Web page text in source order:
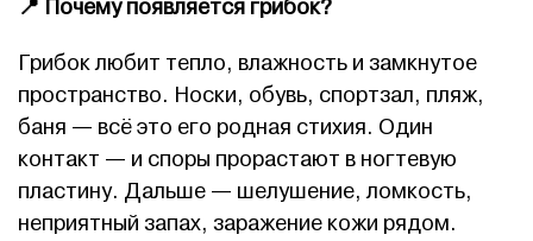
📍 Почему появляется грибок?
Грибок любит тепло, влажность и замкнутое
пространство. Носки, обувь, спортзал, пляж,
баня — всё это его родная стихия. Один
контакт — и споры прорастают в ногтевую
пластину. Дальше — шелушение, ломкость,
неприятный запах, заражение кожи рядом.